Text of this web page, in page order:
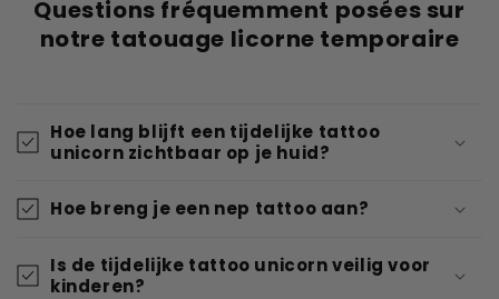
Questions fréquemment posées sur
notre tatouage licorne temporaire
Hoe lang blijft een tijdelijke tattoo
unicorn zichtbaar op je huid?
Hoe breng je een nep tattoo aan?
Is de tijdelijke tattoo unicorn veilig voor
kinderen?